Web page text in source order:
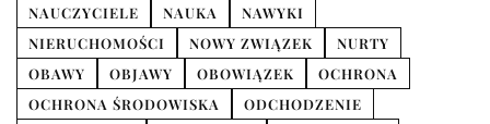
NAUCZYCIELE
NAUKA
NAWYKI
NIERUCHOMOŚCI
NOWY ZWIĄZEK
NURTY
OBAWY
OBJAWY OBOWIĄZEK
OCHRONA
OCHRONA ŚRODOWISKA
ODCHODZENIE